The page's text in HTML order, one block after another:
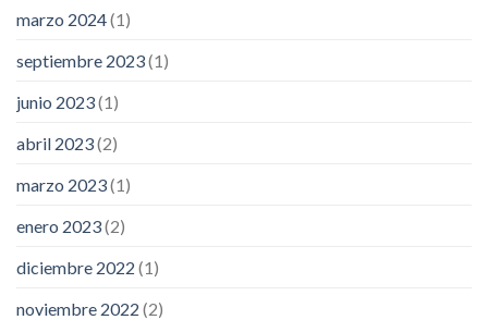
marzo 2024(1)
septiembre 2023(1)
junio 2023(1)
abril 2023(2)
marzo 2023(1)
enero 2023(2)
diciembre 2022 (1)
noviembre 2022 (2)